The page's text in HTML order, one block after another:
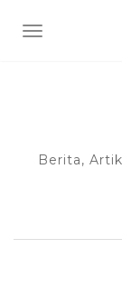
TOGGLE
Berita,